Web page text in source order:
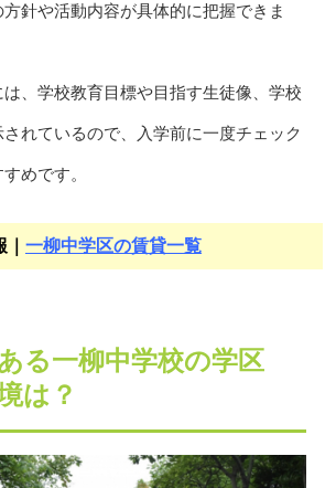
針や活動内容が具体的に把握できま
、学校教育目標や目指す生徒像、学校
れているので、入学前に一度チェック
めです。
一柳中学区の賃貸一覧
る一柳中学校の学区
は？